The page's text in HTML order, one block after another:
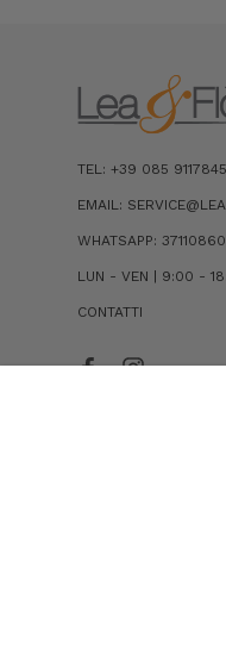
TEL: +39 085 9117845
EMAIL:
WHATSAPP:
LUN - VEN | 9:00 -
CONTATTI